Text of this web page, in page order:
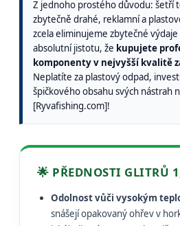
Z jednoho prostého důvodu: šetří
zbytečně drahé, reklamní a
zcela eliminujeme zbytečné výdaje
absolutní jistotu, že kupujete
komponenty v nejvyšší kvalitě
Neplatíte za plastový odpad,
špičkového obsahu svých nástrah
[Ryvafishing.com]!
🌟 PŘEDNOSTI GLITRŮ
Odolnost vůči vysokým
snášejí opakovaný ohřev v